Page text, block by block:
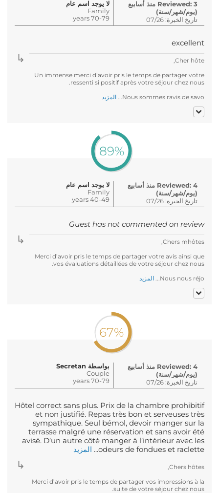
لا يوجد اسم عام
Family
70-79 years
Reviewed: 3 منذ أسابيع
(يوم/شهر/سنة)
تاريخ الخبرة: 07/26
excellent
Cher hôte,
Un immense merci d’avoir pris le temps de partager votre
ressenti si positif après votre séjour chez nous.
Nous sommes ravis de savo...
المزيد
89%
لا يوجد اسم عام
Family
40-49 years
Reviewed: 4 منذ أسابيع
(يوم/شهر/سنة)
تاريخ الخبرة: 07/26
Guest has not commented on review
Chers mhôtes,
Merci d’avoir pris le temps de partager votre avis ainsi que
vos évaluations détaillées de votre séjour chez nous.
Nous nous réjo...
المزيد
67%
بواسطة Secretan
Couple
70-79 years
Reviewed: 4 منذ أسابيع
(يوم/شهر/سنة)
تاريخ الخبرة: 07/26
Hôtel correct sans plus. Prix de la chambre prohibitif
et non justifié. Repas très bon et serveuses très
sympathique. Seul bémol, devoir manger sur la
terrasse malgré une réservation et sans avoir été
avisé. D’un autre côté manger à l’intérieur avec les
odeurs de fondues et raclette...
المزيد
Chers hôtes,
Merci d’avoir pris le temps de partager vos impressions à la
suite de votre séjour chez nous.